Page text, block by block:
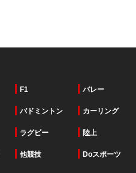
F1 バレー
バドミントン カーリング
ラグビー 陸上
他競技 Doスポーツ